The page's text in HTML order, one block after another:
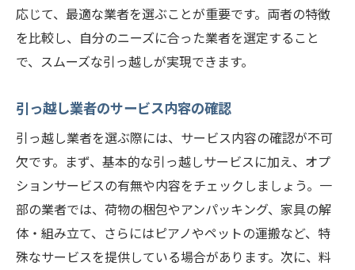
応じて、最適な業者を選ぶことが重要です。両者の特徴
を比較し、自分のニーズに合った業者を選定すること
で、スムーズな引っ越しが実現できます。
引っ越し業者のサービス内容の確認
引っ越し業者を選ぶ際には、サービス内容の確認が不可
欠です。まず、基本的な引っ越しサービスに加え、オプ
ションサービスの有無や内容をチェックしましょう。一
部の業者では、荷物の梱包やアンパッキング、家具の解
体・組み立て、さらにはピアノやペットの運搬など、特
殊なサービスを提供している場合があります。次に、料